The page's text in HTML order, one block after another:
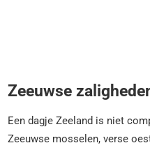
Zeeuwse
Een dagje Zeeland is niet
Zeeuwse mosselen, verse